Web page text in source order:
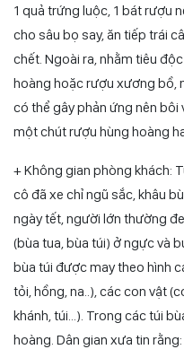
1 quả trứng luộc, 1 bát rượu
cho sâu bọ say, ăn tiếp trái
chết. Ngoài ra, nhằm tiêu
hoàng hoặc rượu xương bồ,
có thể gây phản ứng nên
một chút rượu hùng hoàng
+ Không gian phòng khách:
cô đã xe chỉ ngũ sắc, khâu
ngày tết, người lớn thường
(bùa tua, bùa túi) ở ngực và
bùa túi được may theo hình
tỏi, hồng, na..), các con vật
khánh, túi…). Trong các túi
hoàng. Dân gian xưa tin